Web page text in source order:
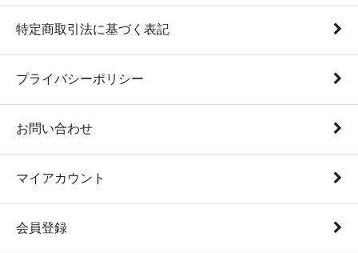
特定商取引法に基づく表記
プライバシーポリシー
お問い合わせ
マイアカウント
会員登録